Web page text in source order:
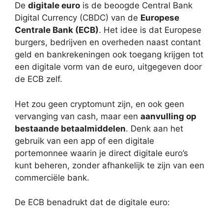
De digitale euro is de beoogde Central Bank
Digital Currency (CBDC) van de Europese
Centrale Bank (ECB). Het idee is dat Europese
burgers, bedrijven en overheden naast contant
geld en bankrekeningen ook toegang krijgen tot
een digitale vorm van de euro, uitgegeven door
de ECB zelf.
Het zou geen cryptomunt zijn, en ook geen
vervanging van cash, maar een aanvulling op
bestaande betaalmiddelen. Denk aan het
gebruik van een app of een digitale
portemonnee waarin je direct digitale euro’s
kunt beheren, zonder afhankelijk te zijn van een
commerciële bank.
De ECB benadrukt dat de digitale euro: